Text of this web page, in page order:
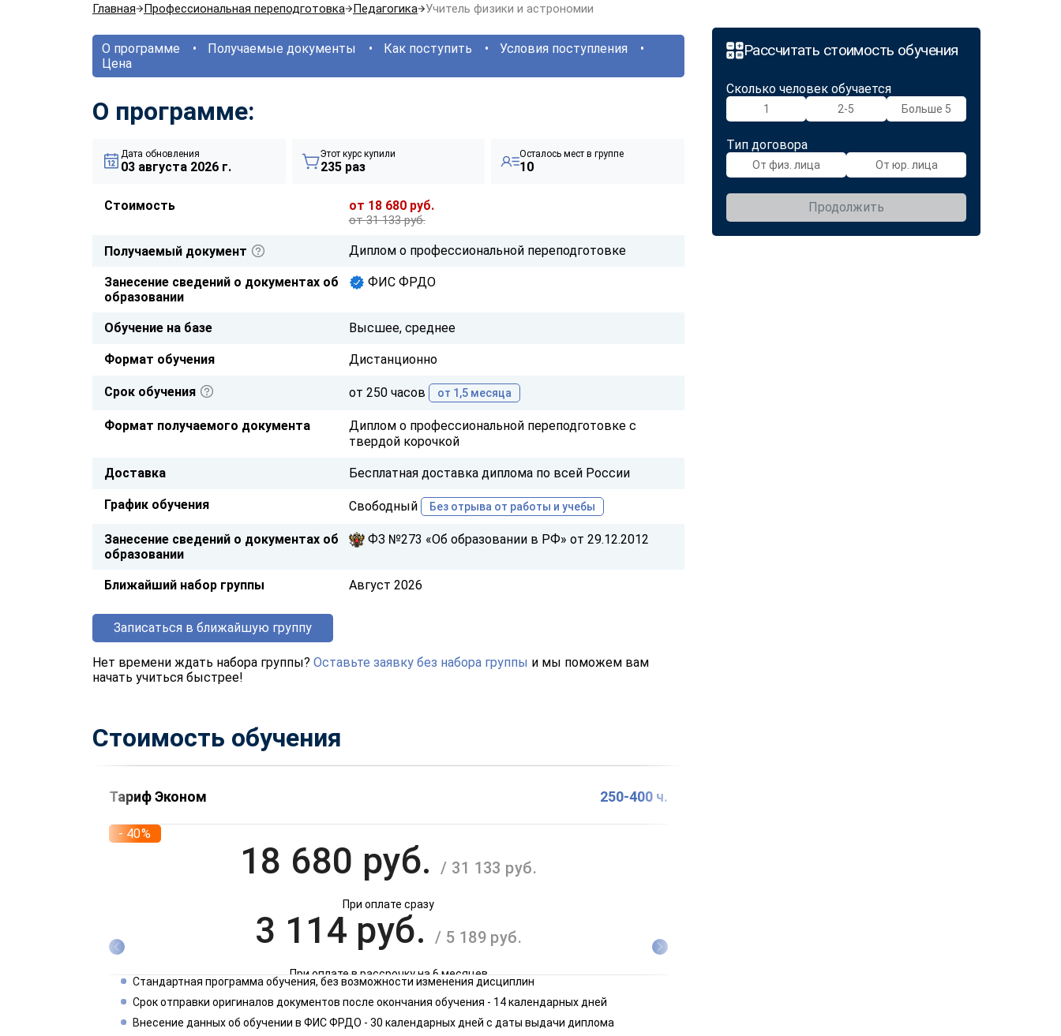
Главная Профессиональная переподготовка Педагогика Учитель физики и астрономии
Рассчитать стоимость обучения
Сколько человек обучается
1 2-5 Больше 5
Тип договора
От физ. лица От юр. лица
Продолжить
О программе Получаемые документы Как поступить
Условия поступления
Цена
О программе:
Дата обновления
03 августа 2026 г.
Этот курс купили
235 раз
Осталось мест в группе
10
Стоимость от 18 680 руб.
от 31 133 руб.
Получаемый документ Диплом о профессиональной переподготовке
Занесение сведений о документах об
образовании
ФИС ФРДО
Обучение на базе Высшее, среднее
Формат обучения Дистанционно
Срок обучения от 250 часов от 1,5 месяца
Формат получаемого документа
Диплом о профессиональной переподготовке с
твердой корочкой
Доставка Бесплатная доставка диплома по всей России
График обучения Свободный Без отрыва от работы и учебы
Занесение сведений о документах об
образовании
ФЗ №273 «Об образовании в РФ» от 29.12.2012
Ближайший набор группы Август 2026
Записаться в ближайшую группу
Нет времени ждать набора группы? Оставьте заявку без набора группы и мы поможем вам
начать учиться быстрее!
Стоимость обучения
Тариф Эконом 250-400 ч.
- 40%
18 680 руб./ 31 133 руб.
При оплате сразу
3 114 руб. / 5 189 руб.
При оплате в рассрочку на 6 месяцев
1 557 руб./ 2 595 руб.
Стандартная программа обучения, без возможности изменения дисциплин
Срок отправки оригиналов документов после окончания обучения - 14 календарных дней
Внесение данных об обучении в ФИС ФРДО - 30 календарных дней с даты выдачи диплома